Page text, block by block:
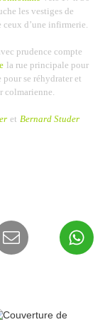
les vestiges de
ceux d’une infirmerie.
prudence compte
la rue principale pour
se réhydrater et
colmarienne.
et Bernard Studer